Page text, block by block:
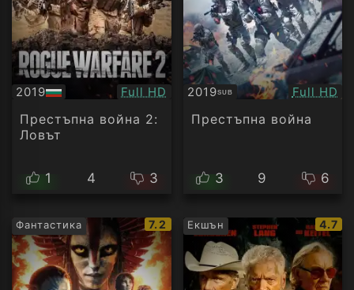
2019
БГ
аудио
Качество:
Full HD
Престъпна война 2:
Ловът
1 4 3
2019SUB
Субтитри Full HD
Престъпна война
3 9 6
Фантастика
IMDb
рейтинг:
7.2 Екшън
IMDb
4.7